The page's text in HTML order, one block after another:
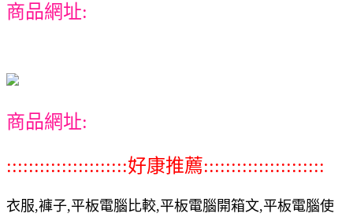
商品網址:
商品網址:
::::::::::::::::::::::好康推薦::::::::::::::::::::::
衣服,褲子,平板電腦比較,平板電腦開箱文,平板電腦使